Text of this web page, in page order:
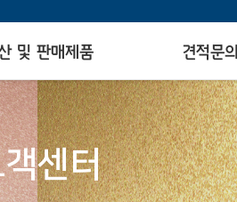
및 판매제품 견적문의
센터